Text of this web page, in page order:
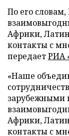
По его
Африки,
контакты с
передаетРИА
«Наше
зарубежными
Африки,
контакты с